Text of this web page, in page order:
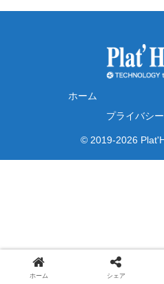
ホーム
プライバシ
© 2019-2026
ホーム シェア